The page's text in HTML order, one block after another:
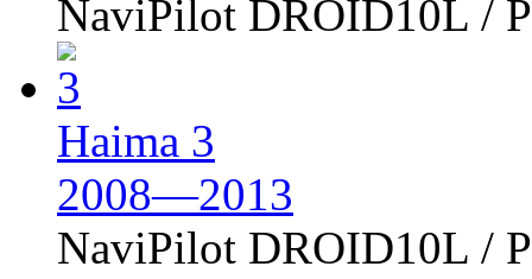
NaviPilot DROID10L /
Haima 3
2008—2013
NaviPilot DROID10L /